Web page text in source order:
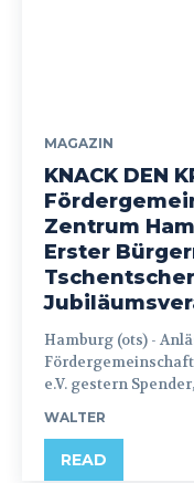
MAGAZIN
KNACK DEN
Zentrum
Erster
Hamburg (ots) - Anlässlich ihres 50. Jubiläums lud die
e.V. gestern
WALTER
READ